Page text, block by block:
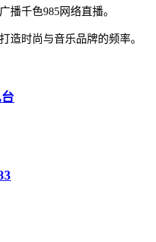
播千色985网络直播。
造时尚与音乐品牌的频率。